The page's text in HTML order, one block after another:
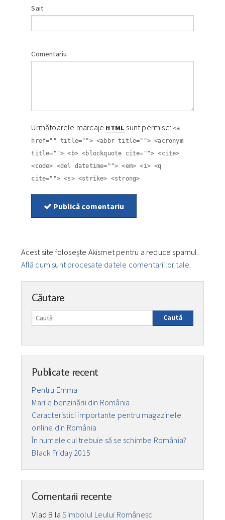
Sait
Comentariu
Următoarele marcaje HTML sunt permise:<a
href="" title=""> <abbr title=""> <acronym
title=""> <b> <blockquote cite=""> <cite>
<code> <del datetime=""> <em> <i> <q
cite=""> <s> <strike> <strong>
Publică comentariu
Acest site folosește Akismet pentru a reduce spamul.
Află cum sunt procesate datele comentariilor tale.
Căutare
Caută
Publicate recent
Pentru Emma
Marile benzinării din România
Caracteristici importante pentru magazinele
online din România
În numele cui trebuie să se schimbe România?
Black Friday 2015
Comentarii recente
Vlad B laSimbolul Leului Românesc